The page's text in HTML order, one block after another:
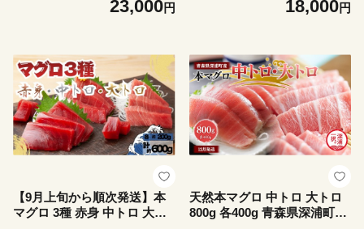
23,000円 18,000円
【9月上旬から順次発送】本
マグロ 3種 赤身 中トロ 大ト
天然本マグロ 中トロ 大トロ
800g 各400g 青森県深浦町産